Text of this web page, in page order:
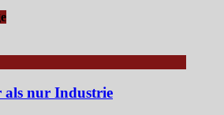
als nur Industrie